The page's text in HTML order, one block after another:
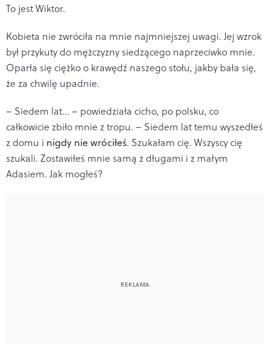
To jest Wiktor.
Kobieta nie zwróciła na mnie najmniejszej uwagi. Jej wzrok
był przykuty do mężczyzny siedzącego naprzeciwko mnie.
Oparła się ciężko o krawędź naszego stołu, jakby bała się,
że za chwilę upadnie.
– Siedem lat... – powiedziała cicho, po polsku, co
całkowicie zbiło mnie z tropu. – Siedem lat temu wyszedłeś
z domu i nigdy nie wróciłeś. Szukałam cię. Wszyscy cię
szukali. Zostawiłeś mnie samą z długami i z małym
Adasiem. Jak mogłeś?